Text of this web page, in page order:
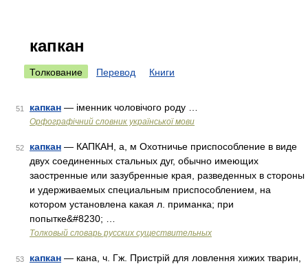
капкан
Толкование Перевод Книги
51 капкан — іменник чоловічого роду …
Орфографічний словник української мови
52 капкан — КАПКАН, а, м Охотничье приспособление в виде
двух соединенных стальных дуг, обычно имеющих
заостренные или зазубренные края, разведенных в стороны
и удерживаемых специальным приспособлением, на
котором установлена какая л. приманка; при
попытке&#8230; …
Толковый словарь русских существительных
53 капкан — кана, ч. Гж. Пристрій для ловлення хижих тварин,